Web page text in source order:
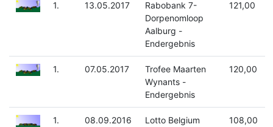
1. 13.05.2017
Rabobank 7-
Dorpenomloop
Aalburg -
Endergebnis
121,00
1. 07.05.2017
Trofee Maarten
Wynants -
Endergebnis
120,00
1. 08.09.2016
Lotto Belgium
108,00